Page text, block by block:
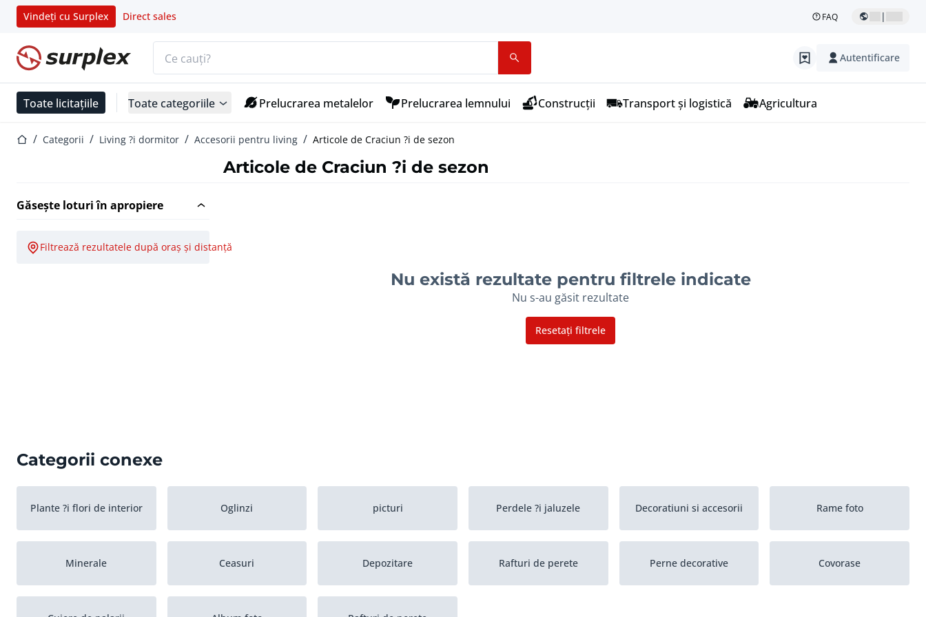
Vindeți cu Surplex Direct sales FAQ |
Pagina de start Autentificare
Toate licitațiile Toate categoriile Prelucrarea metalelor Prelucrarea lemnului Construcții Transport și logistică Agricultura
Pagina de start
Categorii Living ?i dormitor Accesorii pentru living Articole de Craciun ?i de sezon
Articole de Craciun ?i de sezon
Găsește loturi în apropiere
Filtrează rezultatele după oraș și distanță
Nu există rezultate pentru filtrele indicate
Nu s-au găsit rezultate
Resetați filtrele
Categorii conexe
Plante ?i flori de interior Oglinzi picturi Perdele ?i jaluzele Decoratiuni si accesorii Rame foto
Minerale Ceasuri Depozitare Rafturi de perete Perne decorative Covorase